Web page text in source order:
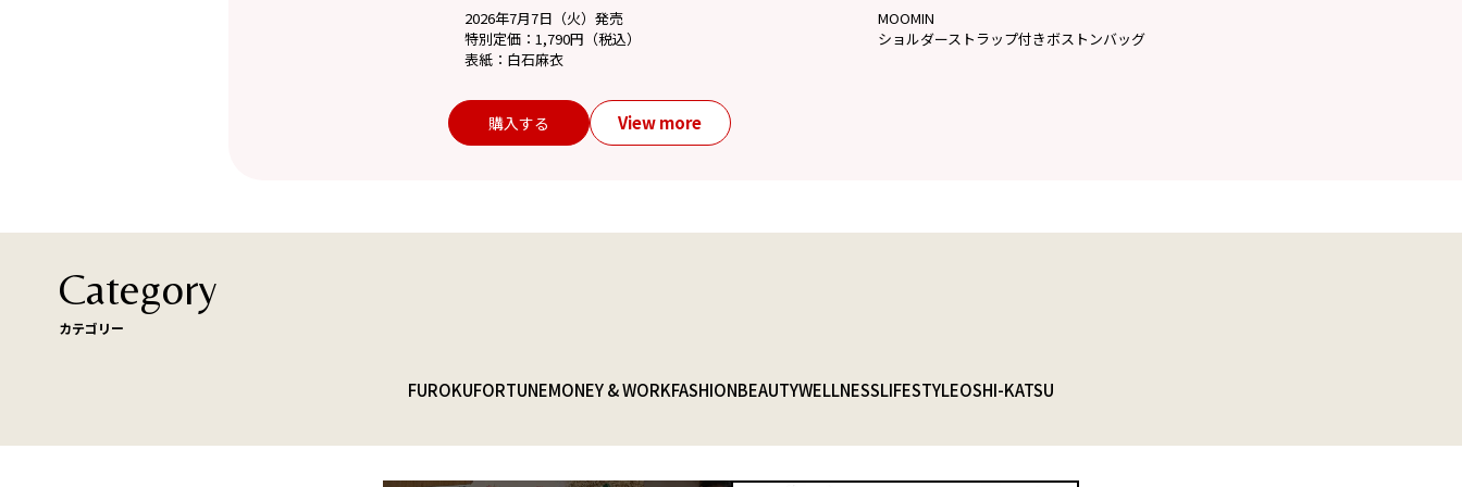
2026年7月7日（火）発売
特別定価：1,790円（税込）
表紙：白石麻衣
MOOMIN
ショルダーストラップ付きボストンバッグ
購入する View more
Category
カテゴリー
FUROKUFORTUNEMONEY & WORKFASHIONBEAUTYWELLNESSLIFESTYLEOSHI-KATSU